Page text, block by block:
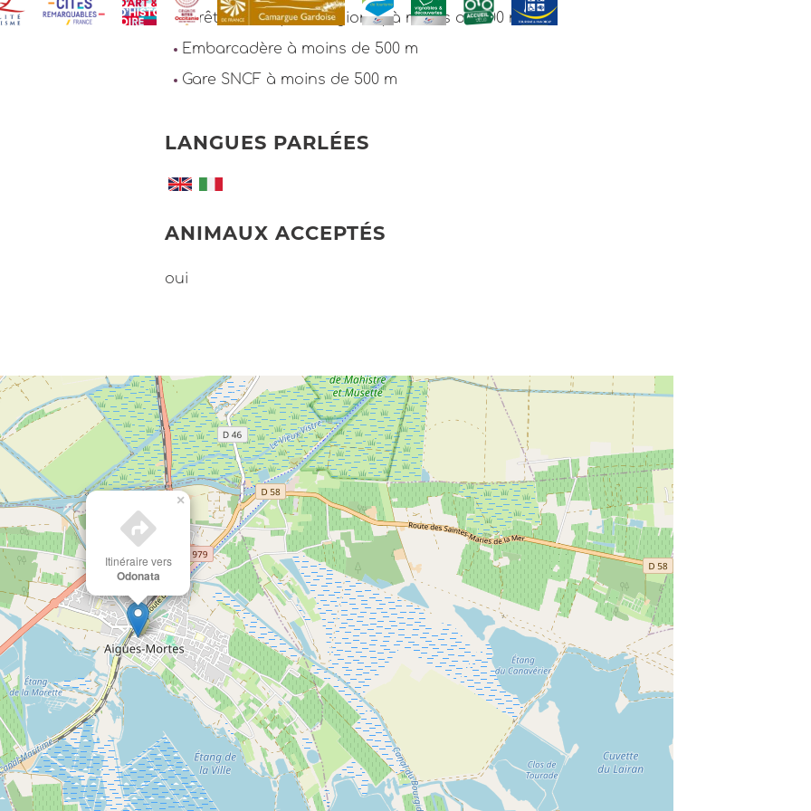
Arrêt de TER (train régional) à moins de 500 m
Embarcadère à moins de 500 m
Gare SNCF à moins de 500 m
LANGUES PARLÉES
ANIMAUX ACCEPTÉS
oui
Itinéraire vers
Odonata
×